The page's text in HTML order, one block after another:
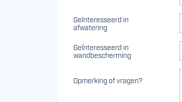
Geïnteresseerd in
afwatering
Geïnteresseerd in
wandbescherming
Opmerking of vragen?